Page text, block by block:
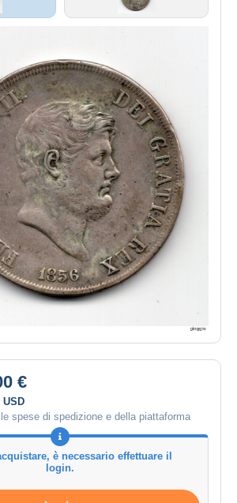
€
USD
spese di spedizione e della piattaforma
è necessario effettuare il
login.